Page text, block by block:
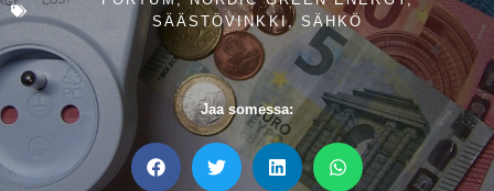
SÄÄSTÖVINKKI, SÄHKÖ
Jaa somessa: